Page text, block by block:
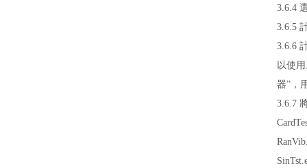
3.6.4
3.6.5
3.6.6
以使
器”，
3.6.7